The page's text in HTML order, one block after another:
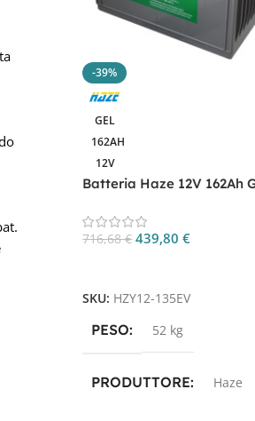
-39%
GEL
162AH
12V
Batteria Haze 12V 162Ah
716,68€ 439,80€
SKU: HZY12-135EV
PESO 52 kg
PRODUTTORE Haze